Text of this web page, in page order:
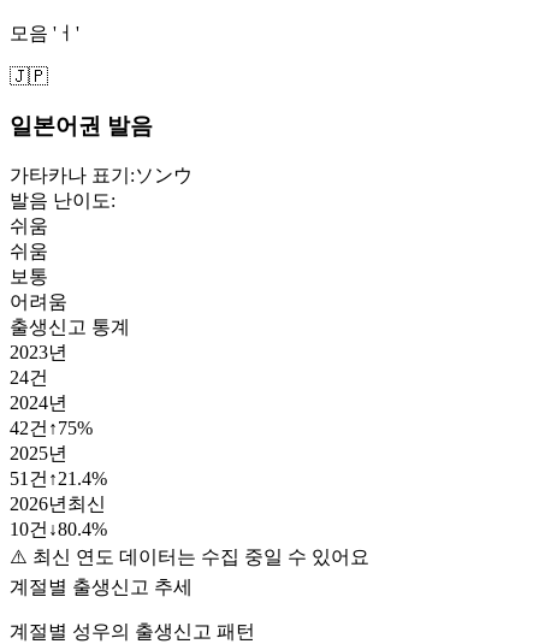
모음 'ㅓ'
🇯🇵
일본어권 발음
가타카나 표기:ソンウ
발음 난이도:
쉬움
쉬움
보통
어려움
출생신고 통계
2023년
24건
2024년
42건 ↑75%
2025년
51 건 ↑21.4%
2026년 최신
10건 ↓80.4%
⚠️ 최신 연도 데이터는 수집 중일 수 있어요
계절별 출생신고 추세
계절별 성우의 출생신고 패턴